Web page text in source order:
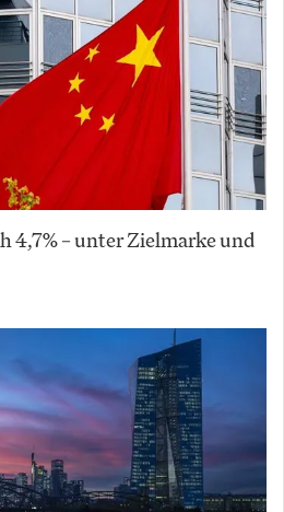
4,7% – unter Zielmarke und